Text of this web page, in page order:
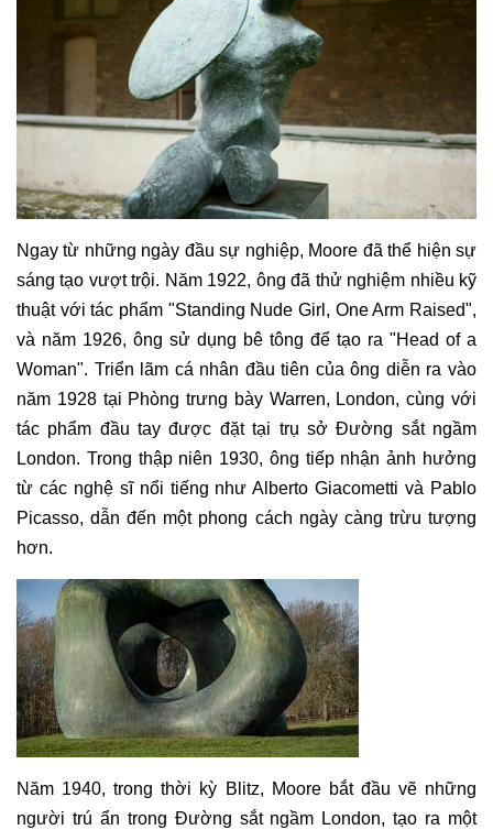
Ngay từ những ngày đầu sự nghiệp, Moore đã thể hiện sự
sáng tạo vượt trội. Năm 1922, ông đã thử nghiệm nhiều kỹ
thuật với tác phẩm "Standing Nude Girl, One Arm Raised",
và năm 1926, ông sử dụng bê tông để tạo ra "Head of a
Woman". Triển lãm cá nhân đầu tiên của ông diễn ra vào
năm 1928 tại Phòng trưng bày Warren, London, cùng với
tác phẩm đầu tay được đặt tại trụ sở Đường sắt ngầm
London. Trong thập niên 1930, ông tiếp nhận ảnh hưởng
từ các nghệ sĩ nổi tiếng như Alberto Giacometti và Pablo
Picasso, dẫn đến một phong cách ngày càng trừu tượng
hơn.
Năm 1940, trong thời kỳ Blitz, Moore bắt đầu vẽ những
người trú ẩn trong Đường sắt ngầm London, tạo ra một